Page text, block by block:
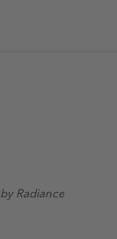
Radiance